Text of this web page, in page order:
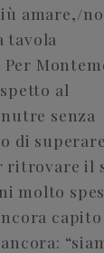
amare,/
tavola
al
senza
di
ritrovare il
molto
capito